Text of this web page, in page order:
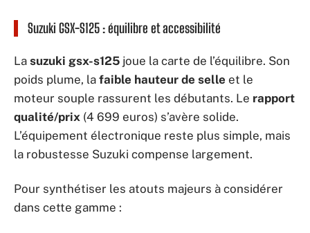
Suzuki GSX-S125 : équilibre et accessibilité
La suzuki gsx-s125 joue la carte de l’équilibre. Son
poids plume, la faible hauteur de selle et le
moteur souple rassurent les débutants. Le rapport
qualité/prix (4 699 euros) s’avère solide.
L’équipement électronique reste plus simple, mais
la robustesse Suzuki compense largement.
Pour synthétiser les atouts majeurs à considérer
dans cette gamme :